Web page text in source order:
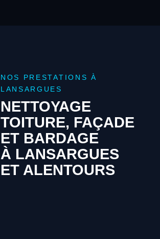
NOS PRESTATIONS À
LANSARGUES
NETTOYAGE
TOITURE, FAÇADE
ET BARDAGE
À LANSARGUES
ET ALENTOURS